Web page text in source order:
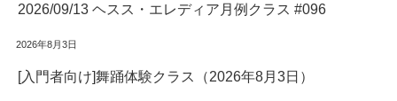
2026/09/13 ヘスス・エレディア月例クラス #096
2026年8月3日
[入門者向け]舞踊体験クラス（2026年8月3日）